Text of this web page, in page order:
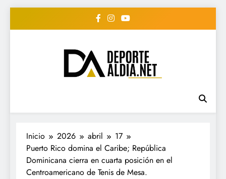
• DEPORTE AL DIA •
"Periodico Deportivo
Digital"
#deportealdiard #deportealdiaperiodico
Inicio 2026 abril
17
Puerto Rico domina el Caribe; República
Dominicana cierra en cuarta posición en el
Centroamericano de Tenis de Mesa.